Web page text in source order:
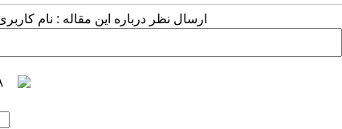
ارسال نظر درباره این مقاله : نام